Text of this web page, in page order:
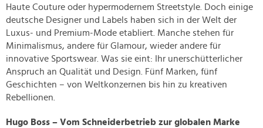
Haute Couture oder hypermodernem Streetstyle. Doch einige
deutsche Designer und Labels haben sich in der Welt der
Luxus- und Premium-Mode etabliert. Manche stehen für
Minimalismus, andere für Glamour, wieder andere für
innovative Sportswear. Was sie eint: Ihr unerschütterlicher
Anspruch an Qualität und Design. Fünf Marken, fünf
Geschichten – von Weltkonzernen bis hin zu kreativen
Rebellionen.
Hugo Boss – Vom Schneiderbetrieb zur globalen Marke